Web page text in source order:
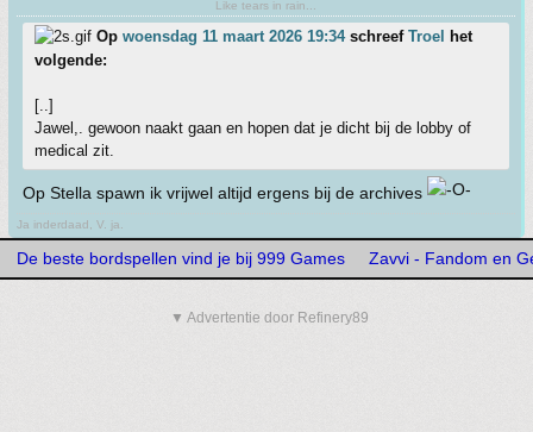
Like tears in rain...
Op woensdag 11 maart 2026 19:34schreef Troel
het
volgende:
[..]
Jawel,. gewoon naakt gaan en hopen dat je dicht bij de lobby of
medical zit.
Op Stella spawn ik vrijwel altijd ergens bij de archives
Ja inderdaad, V. ja.
De beste bordspellen vind je bij 999 Games Zavvi - Fandom en
▼ Advertentie door Refinery89